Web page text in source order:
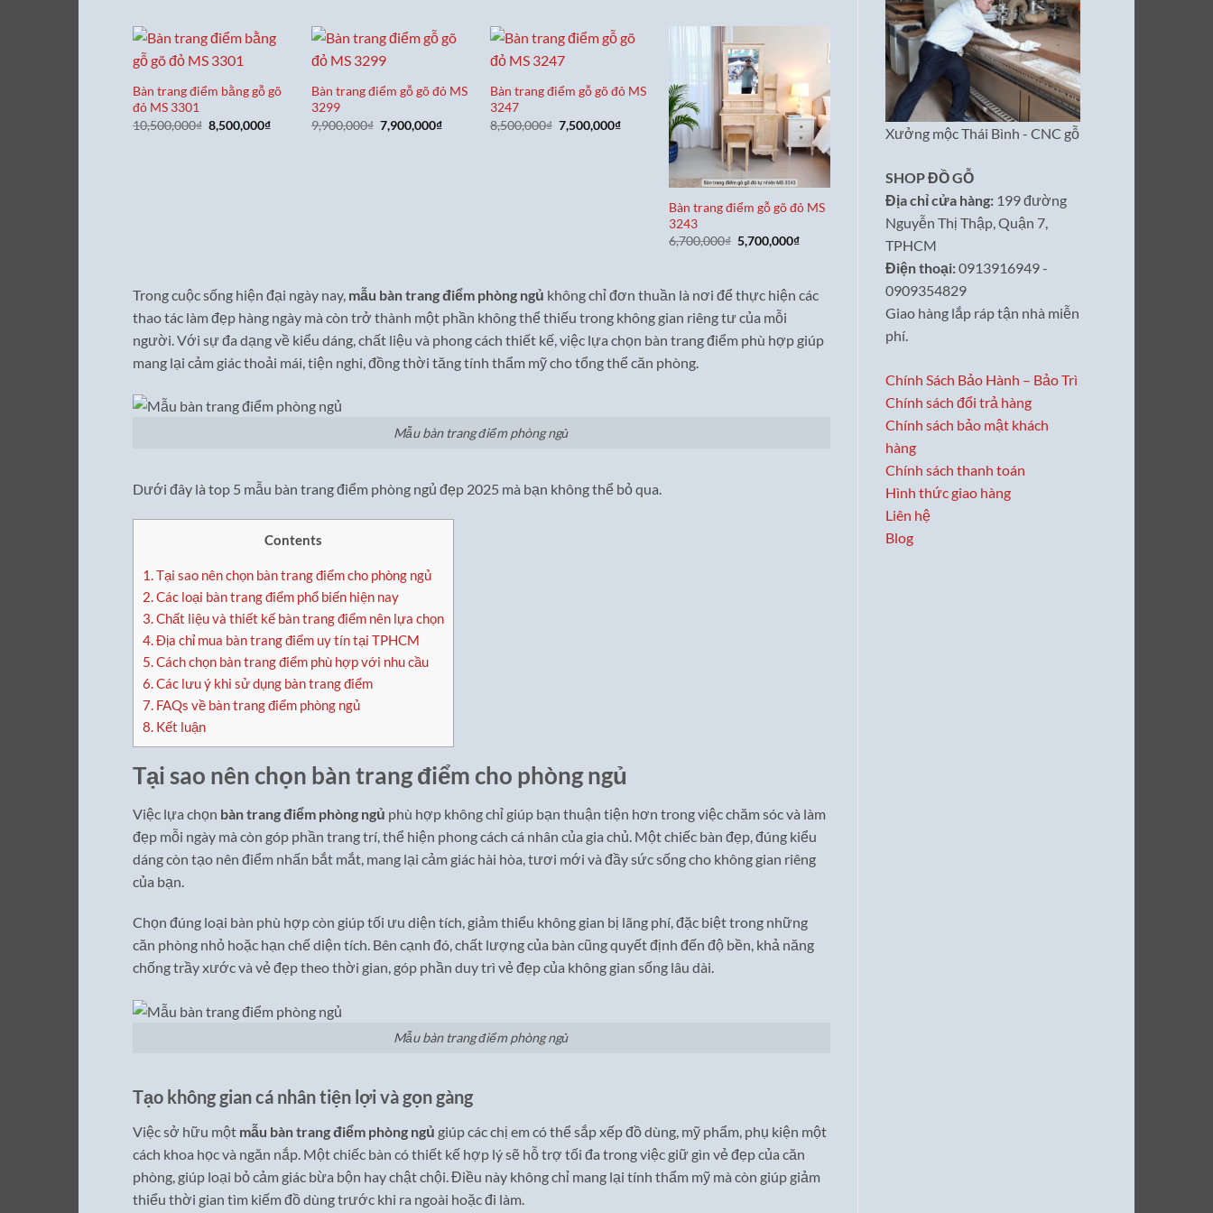
11,500,000₫.
7,900,000₫.
Bàn trang điểm bằng gỗ gõ
đỏ MS 3301
10,500,000₫ Giá
gốc
8,500,000₫Giá
Bàn trang điểm gỗ gõ đỏ MS
3299
9,900,000₫ Giá
gốc
7,900,000₫Giá
Bàn trang điểm gỗ gõ đỏ MS
3247
8,500,000₫ Giá
gốc
7,500,000₫Giá
Bàn trang điểm gỗ gõ đỏ MS
3243
6,700,000₫ Giá
gốc
5,700,000₫Giá
5,700,000₫.
Trong cuộc sống hiện đại ngày nay, mẫu bàn trang điểm phòng ngủ không chỉ đơn thuần là nơi để thực hiện các
thao tác làm đẹp hàng ngày mà còn trở thành một phần không thể thiếu trong không gian riêng tư của mỗi
người. Với sự đa dạng về kiểu dáng, chất liệu và phong cách thiết kế, việc lựa chọn bàn trang điểm phù hợp giúp
mang lại cảm giác thoải mái, tiện nghi, đồng thời tăng tính thẩm mỹ cho tổng thể căn phòng.
Mẫu bàn trang điểm phòng ngủ
Dưới đây là top 5 mẫu bàn trang điểm phòng ngủ đẹp 2025 mà bạn không thể bỏ qua.
Contents
1.Tại sao nên chọn bàn trang điểm cho phòng ngủ
2.Các loại bàn trang điểm phổ biến hiện nay
3.Chất liệu và thiết kế bàn trang điểm nên lựa chọn
4.Địa chỉ mua bàn trang điểm uy tín tại TPHCM
5.Cách chọn bàn trang điểm phù hợp với nhu cầu
6.Các lưu ý khi sử dụng bàn trang điểm
7. FAQs về bàn trang điểm phòng ngủ
8. Kết luận
Tại sao nên chọn bàn trang điểm cho phòng ngủ
Việc lựa chọn bàn trang điểm phòng ngủ phù hợp không chỉ giúp bạn thuận tiện hơn trong việc chăm sóc và làm
đẹp mỗi ngày mà còn góp phần trang trí, thể hiện phong cách cá nhân của gia chủ. Một chiếc bàn đẹp, đúng kiểu
dáng còn tạo nên điểm nhấn bắt mắt, mang lại cảm giác hài hòa, tươi mới và đầy sức sống cho không gian riêng
của bạn.
Chọn đúng loại bàn phù hợp còn giúp tối ưu diện tích, giảm thiểu không gian bị lãng phí, đặc biệt trong những
căn phòng nhỏ hoặc hạn chế diện tích. Bên cạnh đó, chất lượng của bàn cũng quyết định đến độ bền, khả năng
chống trầy xước và vẻ đẹp theo thời gian, góp phần duy trì vẻ đẹp của không gian sống lâu dài.
Mẫu bàn trang điểm phòng ngủ
Tạo không gian cá nhân tiện lợi và gọn gàng
Việc sở hữu một mẫu bàn trang điểm phòng ngủ giúp các chị em có thể sắp xếp đồ dùng, mỹ phẩm, phụ kiện một
cách khoa học và ngăn nắp. Một chiếc bàn có thiết kế hợp lý sẽ hỗ trợ tối đa trong việc giữ gìn vẻ đẹp của căn
phòng, giúp loại bỏ cảm giác bừa bộn hay chật chội. Điều này không chỉ mang lại tính thẩm mỹ mà còn giúp giảm
thiểu thời gian tìm kiếm đồ dùng trước khi ra ngoài hoặc đi làm.
Xưởng mộc Thái Bình - CNC gỗ
SHOP ĐỒ GỖ
Địa chỉ cửa hàng:199 đường
Nguyễn Thị Thập, Quận 7,
TPHCM
Điện thoại:0913916949 -
0909354829
Giao hàng lắp ráp tận nhà miễn
phí.
Chính Sách Bảo Hành – Bảo Trì
Chính sách đổi trả hàng
Chính sách bảo mật khách
hàng
Chính sách thanh toán
Hình thức giao hàng
Liên hệ
Blog